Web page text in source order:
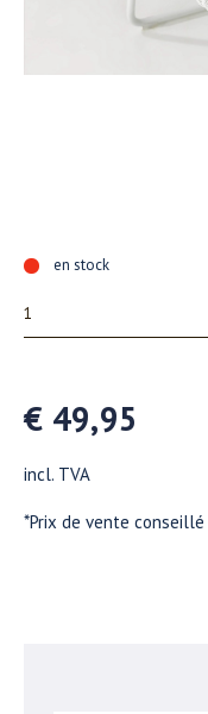
en stock
€ 49,95
incl. TVA
*Prix de vente conseillé